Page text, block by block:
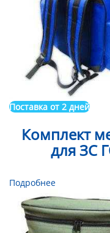
Поставка от 2 дней
Комплект
для ЗС
Подробнее